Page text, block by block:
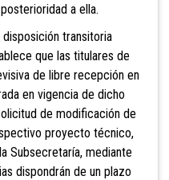
a ella.
transitoria
que las titulares de
de libre recepción en
en vigencia de dicho
de modificación de
proyecto técnico,
Subsecretaría, mediante
dispondrán de un plazo